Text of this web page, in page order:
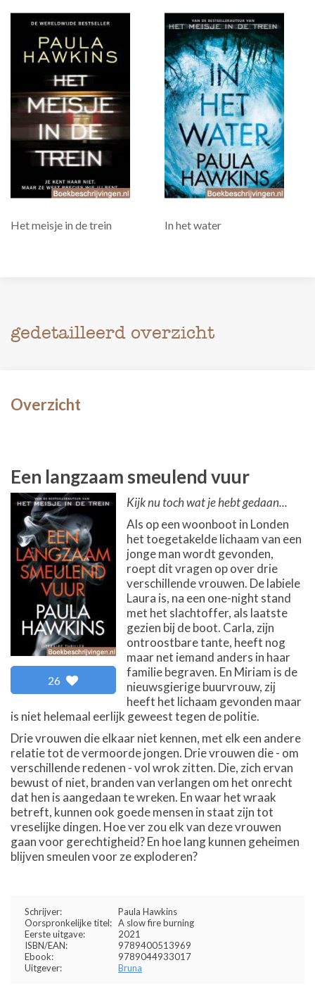
Het meisje in de trein In het water
gedetailleerd overzicht
Overzicht
Een langzaam smeulend vuur
26
Kijk nu toch wat je hebt gedaan...
Als op een woonboot in Londen
het toegetakelde lichaam van een
jonge man wordt gevonden,
roept dit vragen op over drie
verschillende vrouwen. De labiele
Laura is, na een one-night stand
met het slachtoffer, als laatste
gezien bij de boot. Carla, zijn
ontroostbare tante, heeft nog
maar net iemand anders in haar
familie begraven. En Miriam is de
nieuwsgierige buurvrouw, zij
heeft het lichaam gevonden maar
is niet helemaal eerlijk geweest tegen de politie.
Drie vrouwen die elkaar niet kennen, met elk een andere
relatie tot de vermoorde jongen. Drie vrouwen die - om
verschillende redenen - vol wrok zitten. Die, zich ervan
bewust of niet, branden van verlangen om het onrecht
dat hen is aangedaan te wreken. En waar het wraak
betreft, kunnen ook goede mensen in staat zijn tot
vreselijke dingen. Hoe ver zou elk van deze vrouwen
gaan voor gerechtigheid? En hoe lang kunnen geheimen
blijven smeulen voor ze exploderen?
Schrijver:
Paula Hawkins
Oorspronkelijke titel: A slow fire burning
Eerste uitgave:
2021
ISBN/EAN:
9789400513969
Ebook:
9789044933017
Uitgever:
Bruna